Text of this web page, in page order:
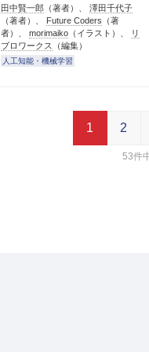
田中賢一郎 （著者）、 澤田千代子
（著者）、 Future Coders （著
者）、 morimaiko （イラスト）、
リ
ブロワークス
（編集）
人工知能・機械学習
53件
1 2